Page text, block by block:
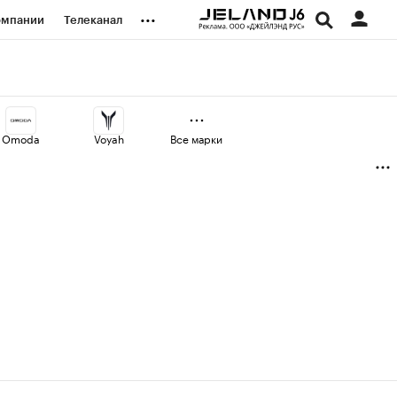
Телеканал ...
Omoda Voyah Все марки